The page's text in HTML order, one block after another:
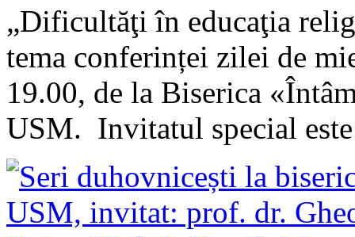
„Dificultăţi în educaţia
tema conferinței zilei de
19.00, de la Biserica
USM. Invitatul special